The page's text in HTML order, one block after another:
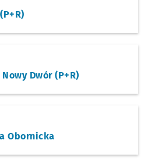
na życzenie
Dwór (P+R)
Obornicka